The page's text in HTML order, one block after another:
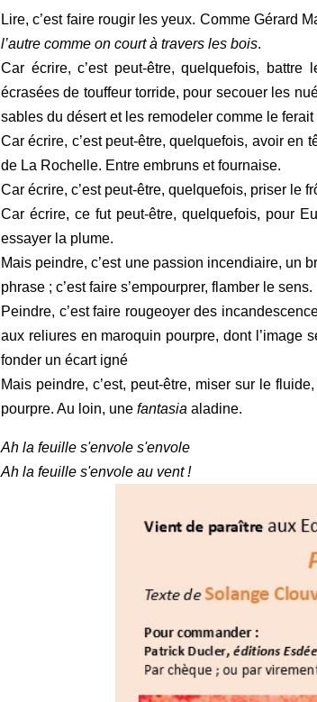
Lire, c’est faire rougir les yeux. Comme Gérard
l’autre comme on court à travers les bois.
Car écrire, c’est peut-être, quelquefois,
écrasées de touffeur torride, pour secouer les
sables du désert et les remodeler comme le
Car écrire, c’est peut-être, quelquefois, avoir en
de La Rochelle. Entre embruns et fournaise.
Car écrire, c’est peut-être, quelquefois, priser le
Car écrire, ce fut peut-être, quelquefois, pour
essayer la plume.
Mais peindre, c’est une passion incendiaire, un
phrase ; c’est faire s’empourprer, flamber le sens.
Peindre, c’est faire rougeoyer des
aux reliures en maroquin pourpre, dont l’image
fonder un écart igné
Mais peindre, c’est, peut-être, miser sur le
pourpre. Au loin, une fantasia aladine.
Ah la feuille s'envole s'envole
Ah la feuille s'envole au vent !